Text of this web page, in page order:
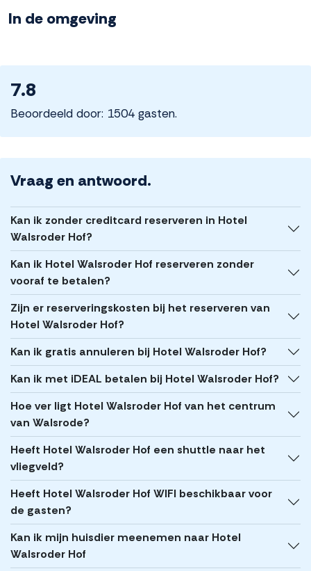
In de omgeving
7.8
Beoordeeld door: 1504 gasten.
Vraag en antwoord.
Kan ik zonder creditcard reserveren in Hotel
Walsroder Hof?
Kan ik Hotel Walsroder Hof reserveren zonder
vooraf te betalen?
Zijn er reserveringskosten bij het reserveren van
Hotel Walsroder Hof?
Kan ik gratis annuleren bij Hotel Walsroder Hof?
Kan ik met iDEAL betalen bij Hotel Walsroder Hof?
Hoe ver ligt Hotel Walsroder Hof van het centrum
van Walsrode?
Heeft Hotel Walsroder Hof een shuttle naar het
vliegveld?
Heeft Hotel Walsroder Hof WIFI beschikbaar voor
de gasten?
Kan ik mijn huisdier meenemen naar Hotel
Walsroder Hof